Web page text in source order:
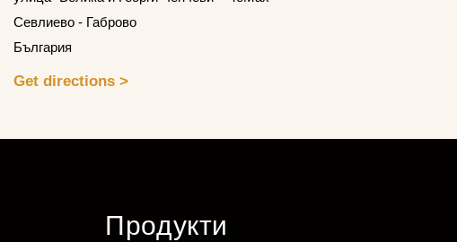
Севлиево - Габрово
България
Get directions >
Продукти